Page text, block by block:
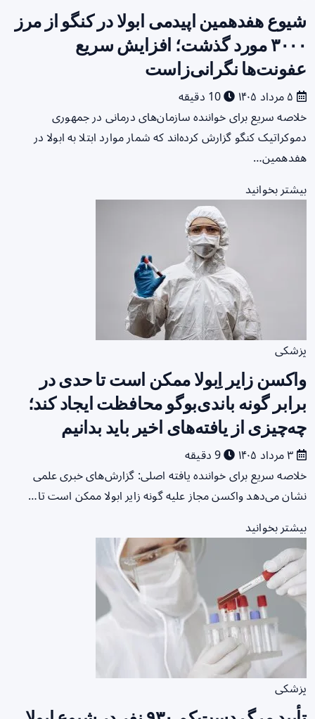
شیوع هفدهمین اپیدمی ابولا در کنگو از مرز
۳۰۰۰ مورد گذشت؛ افزایش سریع
عفونت‌ها نگرانی‌زاست
10 دقیقه
خلاصه سریع برای خواننده سازمان‌های درمانی در جمهوری
دموکراتیک کنگو گزارش کرده‌اند که شمار موارد ابتلا به ابولا در
هفدهمین…
بیشتر بخوانید
پزشکی
واکسن زایر اِبولا ممکن است تا حدی در
برابر گونه باندی‌بوگو محافظت ایجاد کند؛
چه‌چیزی از یافته‌های اخیر باید بدانیم
9 دقیقه
خلاصه سریع برای خواننده یافته اصلی: گزارش‌های خبری علمی
نشان می‌دهد واکسن مجاز علیه گونه زایر ابولا ممکن است تا…
بیشتر بخوانید
پزشکی